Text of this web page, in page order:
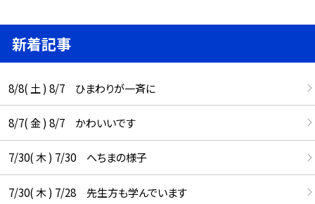
新着記事
8/8( 土 ) 8/7 ひまわりが一斉に
8/7( 金 ) 8/7 かわいいです
7/30( 木 ) 7/30 へちまの様子
7/30( 木 ) 7/28 先生方も学んでいます